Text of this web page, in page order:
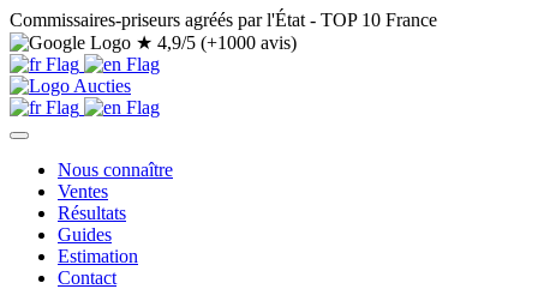
Commissaires-priseurs agréés par l'État - TOP 10 France
★ 4,9/5 (+1000 avis)
Nous connaître
Ventes
Résultats
Guides
Estimation
Contact